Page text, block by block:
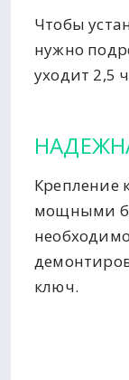
Чтобы
нужно
уходит 2,5
Крепление
мощными
ключ.